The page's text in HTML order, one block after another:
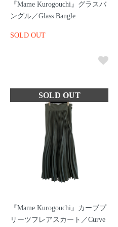
『Mame Kurogouchi』グラスバ
ングル／Glass Bangle
SOLD OUT
『Mame Kurogouchi』カーブプ
リーツフレアスカート／Curve